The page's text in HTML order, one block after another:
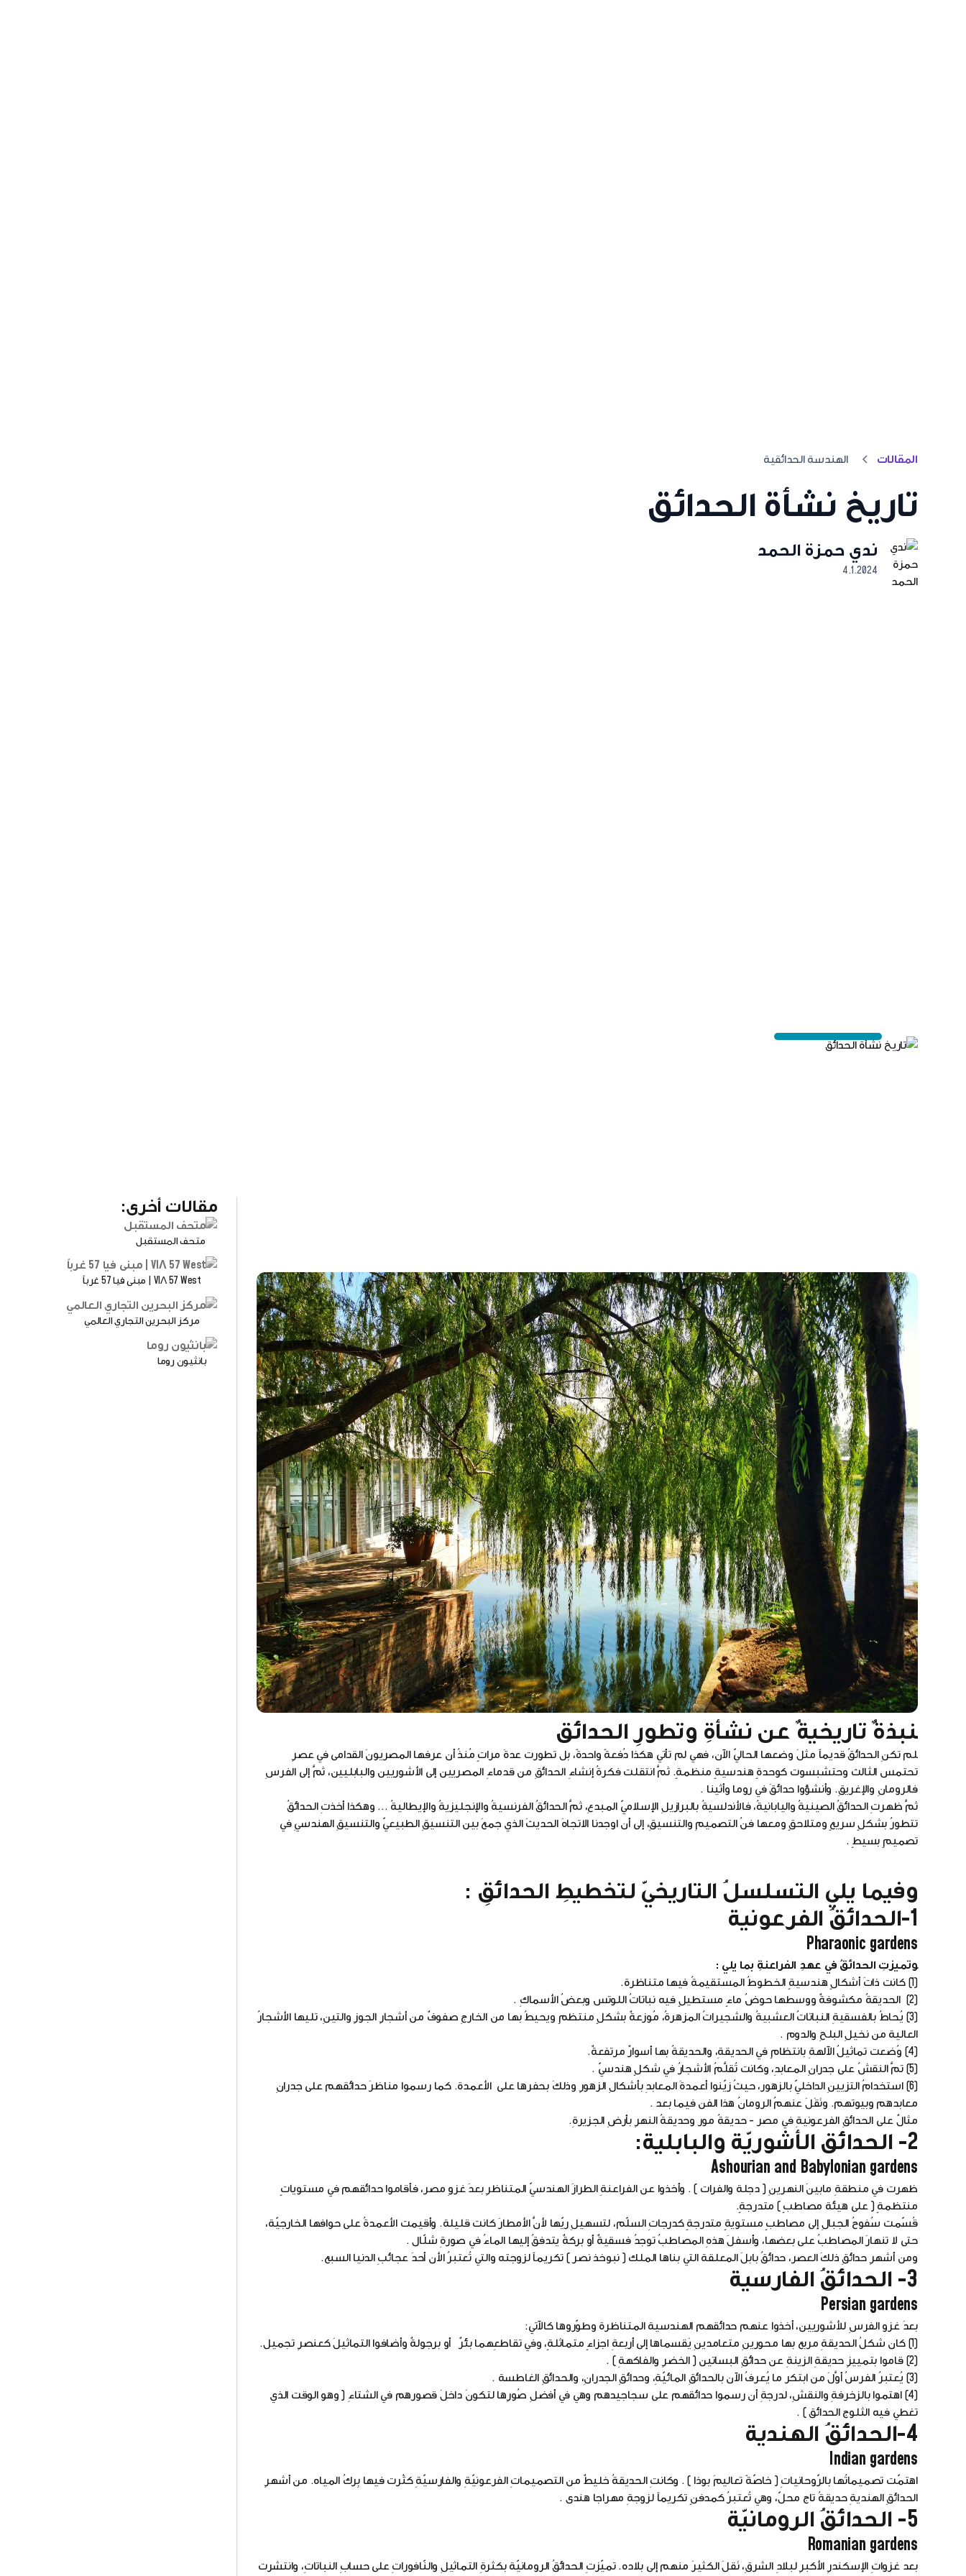
المقالات الهندسة الحدائقية
تاريخ نشأة الحدائق
ندي حمزة الحمد
4.1.2024
نبذةٌ تاريخيةٌ عن نشأةِ وتطورِ الحدائق
لم تكنِ الحدائقُ قديماً مثلَ وضعها الحاليّ الآن، فهي لم تأتي هكذا دُفعةً واحدةً، بل تطورت عدةَ مراتٍ مُنذُ أن عرفها المصريونَ القدامى في عصرِ
تحتمس الثالث وحتشبسوت كوحدةٍ هندسيةٍ منظمةٍ. ثمَّ انتقلت فكرةُ إنشاءِ الحدائقِ من قدماءِ المصريين إلى الأشوريين والبابليين، ثمَّ إلى الفرسِ
فالرومانِ والإغريقِ. وأنشؤوا حدائقَ في روما وأثينا .
ثمَّ ظهرتِ الحدائقُ الصينيةُ واليابانيةُ، فالأندلسيةُ بالبرازيلِ الإسلاميّ المبدعِ، ثمَّ الحدائقُ الفرنسيةُ والإنجليزيةُ والإيطاليةُ ... وهكذا أخذتِ الحدائقُ
تتطورُ بشكلٍ سريعٍ ومتلاحقٍ ومعها فنُ التصميمِ والتنسيقِ، إلى أن اوجدنا الاتجاهَ الحديثَ الذي جمعَ بين التنسيقِ الطبيعيّ والتنسيقِ الهندسيِ في
تصميمٍ بسيطٍ .
وفيما يلي التسلسلُ التاريخيّ لتخطيطِ الحدائقِ :
1- الحدائقُ الفرعونية
Pharaonic gardens
وتميزتِ الحدائقُ في عهدِ الفراعنةِ بما يلي :
(1) كانت ذاتَ أشكالٍ هندسيةٍ الخطوطُ المستقيمةُ فيها متناظرة.
(2) الحديقةُ مكشوفةٌ ووسطها حوضُ ماءٍ مستطيلٍ فيه نباتاتُ اللوتس وبعضُ الأسماكِ .
(3) يُحاطُ بالفسقيةِ النباتاتُ العشبيةُ والشجيراتُ المزهرةُ، مُوزعةٌ بشكلٍ منتظمٍ ويحيطُ بها من الخارجِ صفوفٌ من أشجارِ الجوزِ والتينِ، تليها الأشجارُ
العالية من نخيلِ البلحِ والدوم .
(4) وُضعت تماثيلُ الآلهةِ بانتظامٍ في الحديقةِ، والحديقةُ بها أسوارٌ مرتفعةٌ.
(5) تمَّ النقشُ على جدرانِ المعابدِ، وكانت تُقلَّمُ الأشجارُ في شكلٍ هندسيّ .
(6) استخدامُ التزيينِ الداخليّ بالزهور، حيثُ زيّنوا أعمدةَ المعابدِ بأشكالِ الزهورِ وذلكَ بحفرها على الأعمدة. كما رسموا مناظرَ حدائقهم على جدرانِ
معابدهم وبيوتهم. ونَقَلَ عنهمُ الرومانُ هذا الفن فيما بعد .
مثالٌ على الحدائقِ الفرعونيةِ في مصر - حديقةُ مور وحديقةُ النهرِ بأرضِ الجزيرةِ.
2- الحدائق الأشوريّة والبابلية:
Ashourian and Babylonian gardens
ظهرت في منطقةِ مابينَ النهرينِ ( دجلة والفرات ) . وأخذوا عن الفراعنةِ الطرازَ الهندسيّ المتناظرِ بعدَ غزوِ مصر، فأقاموا حدائقهم في مستوياتٍ
منتظمةٍ ( على هيئة مصاطبٍ ) متدرجةٍ.
قُسّمت سُفوحُ الجبالِ إلى مصاطبٍ مستويةٍ متدرجةٍ كدرجاتِ السلّم، لتسهيلِ ريّها لأنَّ الأمطارَ كانت قليلة. وأقيمت الأعمدةُ على حوافها الخارجيّة،
حتى لا تنهارَ المصاطبُ على بعضها، وأسفلَ هذهِ المصاطبُ توجدُ فسقيةٌ أو بركةٌ يتدفقُ إليها الماءُ في صورةِ شلّال .
ومن أشهرِ حدائقِ ذلكَ العصر، حدائقُ بابلَ المعلقة التي بناها الملك ( نبوخذ نصر ) تكريماً لزوجته والتي تُعتبرُ الأن أحدَ عجائبِ الدنيا السبع.
3- الحدائقُ الفارسية
Persian gardens
بعدَ غزو الفرسِ للأشوريين، أخذوا عنهم حدائقهم الهندسية المتناظرة وطوّروها كالآتي:
(1) كان شكلُ الحديقةِ مربع بها محورينِ متعامدينِ يَقسماها إلى أربعةِ اجزاءٍ متماثلةٍ، وفي تقاطعِهما بئرٌ أو برجولةٌ وأضافوا التماثيلَ كعنصرِ تجميل.
(2) قاموا بتمييزِ حديقةِ الزينةِ عن حدائقِ البساتين ( الخضرِ والفاكهةِ ) .
(3) يُعتبرُ الفرسُ أوَّلَ من ابتكر ما يُعرفُ الآن بالحدائقِ المائيّةِ، وحدائقِ الجدرانِ، والحدائقِ الغاطسة .
(4) اهتموا بالزخرفةِ والنقشِ، لدرجةِ أن رسموا حدائقهم على سجاجيدهم وهي في أفضلِ صُورِها لتكونَ داخلَ قصورهم في الشتاءِ ( وهو الوقت الذي
تغطي فيه الثلوج الحدائق ) .
4- الحدائقُ الهندية
Indian gardens
اهتمّت تصميماتُها بالرّوحانياتِ ( خاصّةً تعاليمَ بوذا ) . وكانتِ الحديقةُ خليطٌ من التصميماتِ الفرعونيّةِ والفارسيّةِ كثُرت فيها بِركُ المياه. من أشهرِ
الحدائقِ الهنديةِ حديقةُ تاج محلّ، وهي تُعتبرُ كمدفنٍ تكريماً لزوجةِ مهراجا هندى .
5- الحدائقُ الرومانيّة
Romanian gardens
بعد غزواتِ الإسكندرِ الأكبرِ لبلادِ الشرقِ، نَقلَ الكثيرَ منهم إلى بلاده. تميّزتِ الحدائقُ الرومانيّة بكثرةِ التماثيلِ والنّافوراتِ على حسابِ النباتاتِ، وانتشرت
مقالات أخرى:
متحف المستقبل
VIΛ 57 West | مبنى فيا 57 غرباً
مركز البحرين التجاري العالمي
بانثيون روما